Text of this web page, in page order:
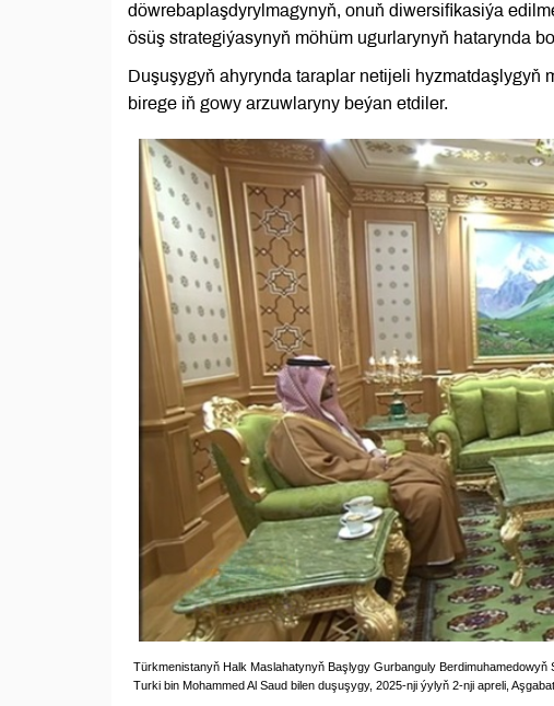
döwrebaplaşdyrylmagynyň, onuň diwersifikasiýa
ösüş strategiýasynyň möhüm ugurlarynyň hatarynda
Duşuşygyň ahyrynda taraplar netijeli
birege iň gowy arzuwlaryny beýan etdiler.
Türkmenistanyň Halk Maslahatynyň Başlygy Gurbanguly
Turki bin Mohammed Al Saud bilen duşuşygy, 2025-nji ýylyň 2-nji apreli,